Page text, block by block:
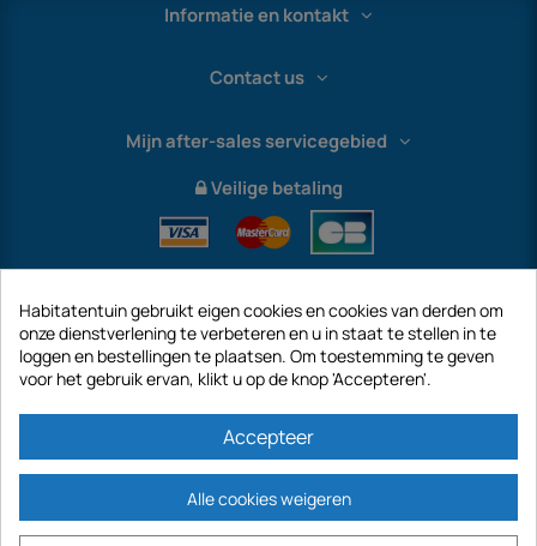
Informatie en kontakt
Contact us
Mijn after-sales servicegebied
Veilige betaling
International
https://www.habitatentuin.nl is een site van het bedrijf GECODIS SA met een
Habitatentuin gebruikt eigen cookies en cookies van derden om
onze dienstverlening te verbeteren en u in staat te stellen in te
loggen en bestellingen te plaatsen. Om toestemming te geven
voor het gebruik ervan, klikt u op de knop 'Accepteren'.
Accepteer
Alle cookies weigeren